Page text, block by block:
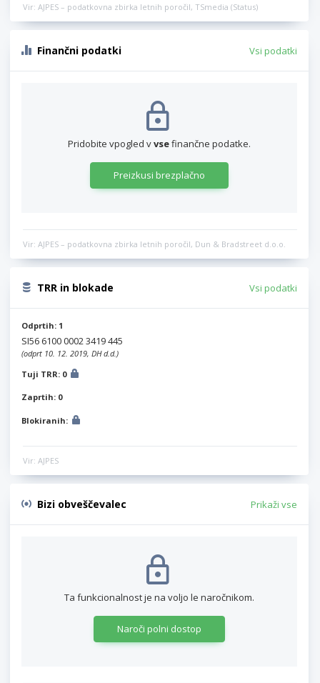
Vir: AJPES – podatkovna zbirka letnih poročil, TSmedia (Status)
Finančni podatki Vsi podatki
Pridobite vpogled vvsefinančne podatke.
Preizkusi brezplačno
Vir: AJPES – podatkovna zbirka letnih poročil, Dun & Bradstreet d.o.o.
TRR in blokade Vsi podatki
Odprtih: 1
SI56 6100 0002 3419 445
(odprt 10. 12. 2019, DH d.d.)
Tuji TRR: 0
Zaprtih: 0
Blokiranih:
Vir: AJPES
Bizi obveščevalec Prikaži vse
Ta funkcionalnost je na voljo le naročnikom.
Naroči polni dostop